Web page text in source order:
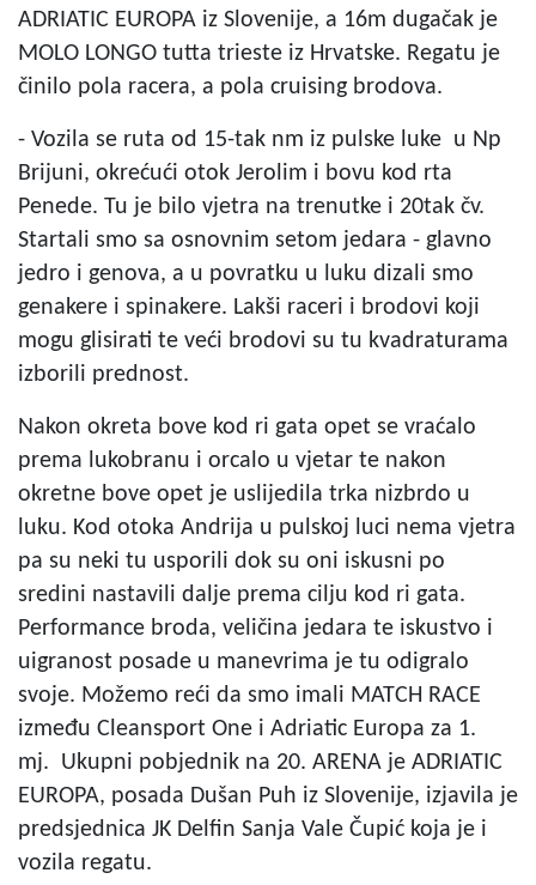
ADRIATIC EUROPA iz Slovenije, a 16m dugačak je
MOLO LONGO tutta trieste iz Hrvatske. Regatu je
činilo pola racera, a pola cruising brodova.
- Vozila se ruta od 15-tak nm iz pulske luke u Np
Brijuni, okrećući otok Jerolim i bovu kod rta
Penede. Tu je bilo vjetra na trenutke i 20tak čv.
Startali smo sa osnovnim setom jedara - glavno
jedro i genova, a u povratku u luku dizali smo
genakere i spinakere. Lakši raceri i brodovi koji
mogu glisirati te veći brodovi su tu kvadraturama
izborili prednost.
Nakon okreta bove kod ri gata opet se vraćalo
prema lukobranu i orcalo u vjetar te nakon
okretne bove opet je uslijedila trka nizbrdo u
luku. Kod otoka Andrija u pulskoj luci nema vjetra
pa su neki tu usporili dok su oni iskusni po
sredini nastavili dalje prema cilju kod ri gata.
Performance broda, veličina jedara te iskustvo i
uigranost posade u manevrima je tu odigralo
svoje. Možemo reći da smo imali MATCH RACE
između Cleansport One i Adriatic Europa za 1.
mj. Ukupni pobjednik na 20. ARENA je ADRIATIC
EUROPA, posada Dušan Puh iz Slovenije, izjavila je
predsjednica JK Delfin Sanja Vale Čupić koja je i
vozila regatu.